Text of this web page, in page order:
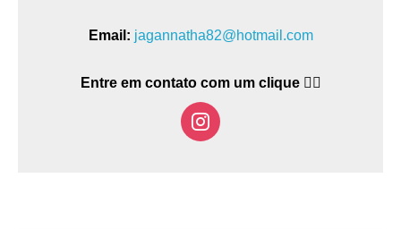
Email: jagannatha82@hotmail.com
Entre em contato com um clique 👇🏽